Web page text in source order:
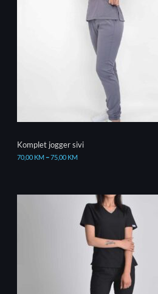
Komplet jogger sivi
70,00 KM–75,00 KM